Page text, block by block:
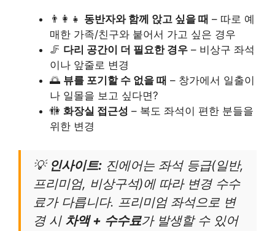
👨‍👩‍👧 동반자와 함께 앉고 싶을 때 – 따로 예
매한 가족/친구와 붙어서 가고 싶은 경우
🦵 다리 공간이 더 필요한 경우 – 비상구 좌석
이나 앞줄로 변경
🌅 뷰를 포기할 수 없을 때 – 창가에서 일출이
나 일몰을 보고 싶다면?
🚻 화장실 접근성 – 복도 좌석이 편한 분들을
위한 변경
💡 인사이트: 진에어는 좌석 등급(일반,
프리미엄, 비상구석)에 따라 변경 수수
료가 다릅니다. 프리미엄 좌석으로 변
경 시 차액 + 수수료가 발생할 수 있어